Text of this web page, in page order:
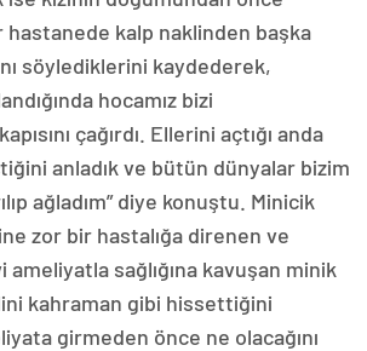
hastanede kalp naklinden başka
söylediklerini kaydederek,
hocamız bizi
çağırdı. Ellerini açtığı anda
anladık ve bütün dünyalar bizim
ağladım” diye konuştu. Minicik
zor bir hastalığa direnen ve
sağlığına kavuşan minik
kahraman gibi hissettiğini
girmeden önce ne olacağını